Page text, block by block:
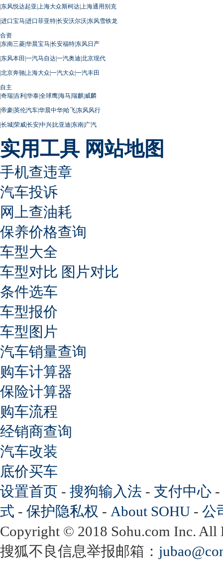
|东风悦达起亚| 上海大众斯柯达| 上海通用别克
|进口宝马|进口菲亚特|长安沃尔沃|东风雪铁龙
合资
|东南三菱|华晨宝马|长安福特|东风日产
|东风本田 |一汽马自达|一汽奥迪|北京现代
|北京奔驰| 上海大众|一汽大众|一汽丰田
自主
|奇瑞|吉利|华泰|全球鹰|海马|瑞麒|威麟
|帝豪|英伦汽车|华晨中华|哈飞|东风风行
|长城|荣威|长安|中兴|比亚迪|东南|广汽
实用工具 网站地图
手机查违章
汽车投诉
网上查油耗
保养价格查询
车型大全
车型对比 图片对比
条件选车
车型报价
车型图片
汽车销量查询
购车计算器
保险计算器
购车流程
经销商查询
汽车改装
底价买车
设置首页 - 搜狗输入法 - 支付中心 -
式 - 保护隐私权 - About SOHU - 公
Copyright © 2018 Sohu.com Inc.
搜狐不良信息举报邮箱：